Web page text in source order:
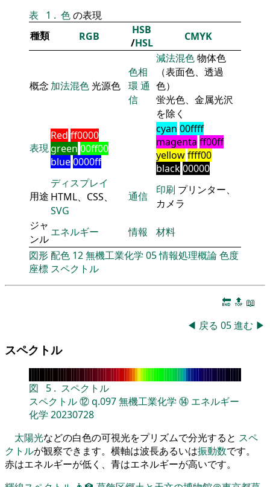
表
1 . 色の表現
種類
RGB
HSB
/HSL CMYK
概念 加法混色光源色
色相
環 通
信
減法混色物体色
（表面色、透過
色）
蛍光色、金属光沢
を除く
表現
Red ff0000
green 00ff00
blue0000ff
cyan 00ffff
magenta ff00ff
yellowffff00
black00000
用途
ディスプレイ
HTML、CSS、
SVG
通信 印刷 プリンター、
カメラ
ジャ
ンル
エネルギー 情報
材料
図形配色 12無機工業化学 05情報処理概論色度
座標 スペクトル
🔚 🔝 📖
◀ 戻る 05進む ▶
スペクトル
図 5 . スペクトル
スペクトル⑫q.097無機工業化学 ⑭ エネルギー
化学 20230728
太陽光などの白色の可視光をプリズムで分光すると スペ
クトルが観察できます。横軸は波長あるいは振動数です。
赤はエネルギーが低く、青はエネルギーが高いです。